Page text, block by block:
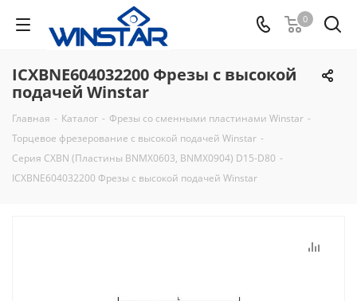
0
ICXBNE604032200 Фрезы с высокой
подачей Winstar
Главная - Каталог - Фрезы со сменными пластинами Winstar -
Торцевое фрезерование с высокой подачей Winstar -
Серия CXBN (Пластины BNMX0603, BNMX0904) D15-D80 -
ICXBNE604032200 Фрезы с высокой подачей Winstar